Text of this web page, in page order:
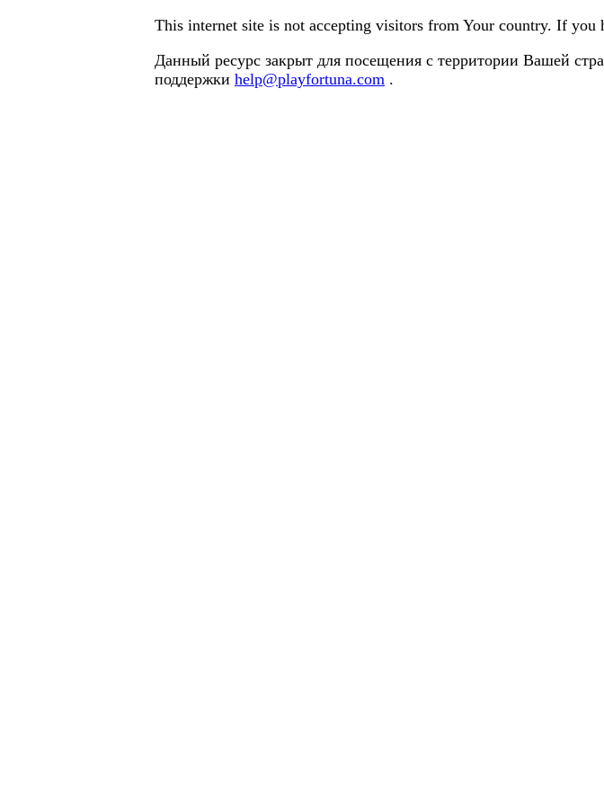
This internet site is not accepting visitors from Your country. If you
Данный ресурс закрыт для посещения с территории Вашей
поддержки help@playfortuna.com .